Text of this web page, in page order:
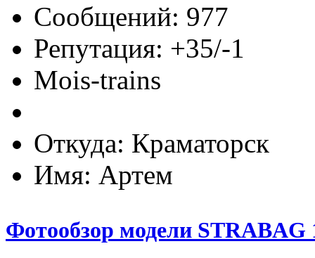
Сообщений: 977
Репутация: +35/-1
Mois-trains
Откуда: Краматорск
Имя: Артем
Фотообзор модели STRABAG